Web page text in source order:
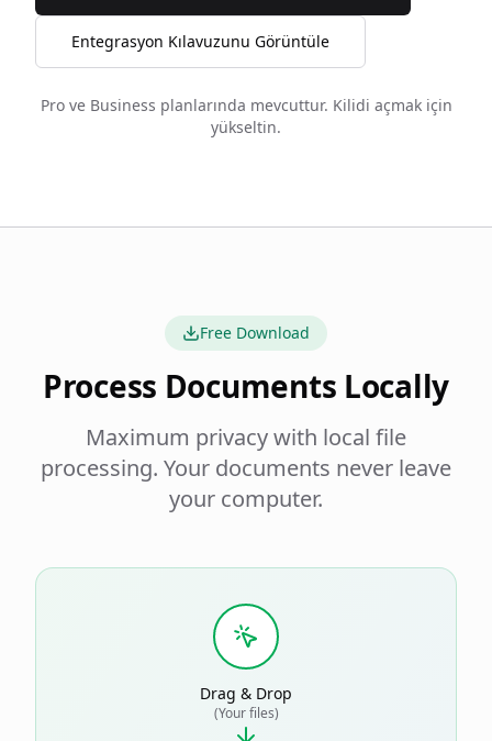
Entegrasyon Kılavuzunu Görüntüle
Pro ve Business planlarında mevcuttur. Kilidi açmak için
yükseltin.
Free Download
Process Documents Locally
Maximum privacy with local file
processing. Your documents never leave
your computer.
Drag & Drop
(Your files)